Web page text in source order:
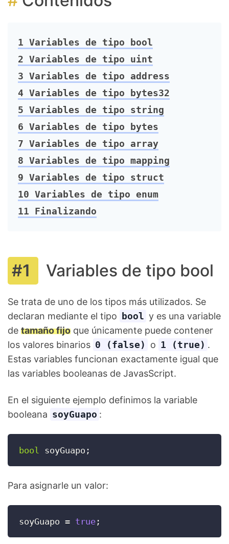
1 Variables de tipo bool
2 Variables de tipo uint
3 Variables de tipo address
4 Variables de tipo bytes32
5 Variables de tipo string
6 Variables de tipo bytes
7 Variables de tipo array
8 Variables de tipo mapping
9 Variables de tipo struct
10 Variables de tipo enum
11 Finalizando
Variables de tipo bool
Se trata de uno de los tipos más utilizados. Se
declaran mediante el tipo
bool y es una variable
de tamaño fijo que únicamente puede contener
los valores binarios 0 (false) o 1 (true) .
Estas variables funcionan exactamente igual que
las variables booleanas de JavasScript.
En el siguiente ejemplo definimos la variable
booleana soyGuapo :
bool soyGuapo ;
Para asignarle un valor:
soyGuapo = true ;